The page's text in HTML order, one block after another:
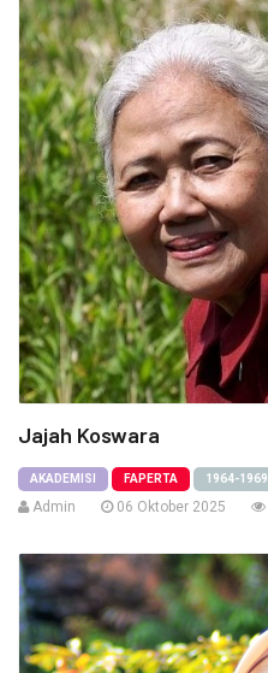
Jajah Koswara
AKADEMISI FAPERTA 1964-1969
Admin 06 Oktober 2025